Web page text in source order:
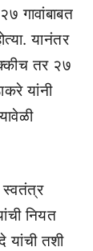
गावांबाबत
यानंतर
तर २७
यांनी
स्वतंत्र
नियत
तशी